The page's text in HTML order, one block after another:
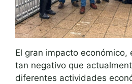
El gran impacto económico,
tan negativo que
diferentes actividades